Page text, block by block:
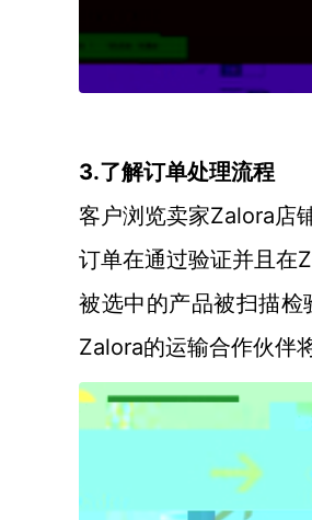
3.了解订单处理流程
客户浏览卖家Zalora店
订单在通过验证并且在
被选中的产品被扫描
Zalora的运输合作伙伴